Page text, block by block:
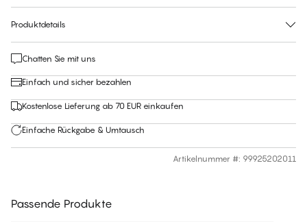
Produktdetails
Chatten Sie mit uns
Einfach und sicher bezahlen
Kostenlose Lieferung ab 70 EUR einkaufen
Einfache Rückgabe & Umtausch
Artikelnummer #: 99925202011
Passende Produkte